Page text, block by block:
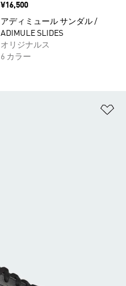
価格
¥16,500
アディミュール サンダル /
ADIMULE SLIDES
オリジナルス
6 カラー